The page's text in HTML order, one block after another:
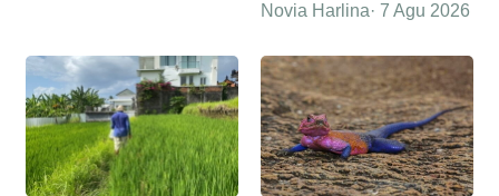
Novia Harlina 7 Agu 2026